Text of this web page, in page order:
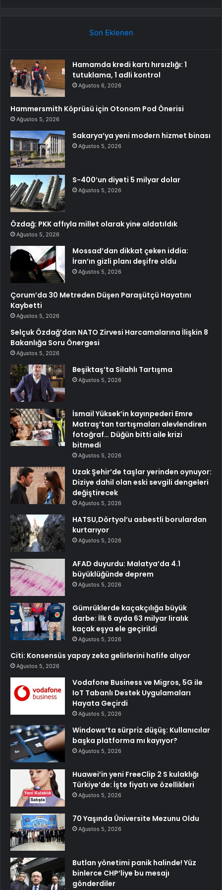
Son Eklenen
Hamamda kredi kartı hırsızlığı: 1
tutuklama, 1 adli kontrol
Ağustos 6, 2026
Hammersmith Köprüsü için Otonom Pod Önerisi
Ağustos 5, 2026
Sakarya’ya yeni modern hizmet binası
Ağustos 5, 2026
S-400’un diyeti 5 milyar dolar
Ağustos 5, 2026
Özdağ: PKK affıyla millet olarak yine aldatıldık
Ağustos 5, 2026
Mossad’dan dikkat çeken iddia:
İran’ın gizli planı deşifre oldu
Ağustos 5, 2026
Çorum’da 30 Metreden Düşen Paraşütçü Hayatını
Kaybetti
Ağustos 5, 2026
Selçuk Özdağ’dan NATO Zirvesi Harcamalarına İlişkin 8
Bakanlığa Soru Önergesi
Ağustos 5, 2026
Beşiktaş’ta Silahlı Tartışma
Ağustos 5, 2026
İsmail Yüksek’in kayınpederi Emre
Matraş’tan tartışmaları alevlendiren
fotoğraf… Düğün bitti aile krizi
bitmedi
Ağustos 5, 2026
Uzak Şehir’de taşlar yerinden oynuyor:
Diziye dahil olan eski sevgili dengeleri
değiştirecek
Ağustos 5, 2026
HATSU,Dörtyol’u asbestli borulardan
kurtarıyor
Ağustos 5, 2026
AFAD duyurdu: Malatya’da 4.1
büyüklüğünde deprem
Ağustos 5, 2026
Gümrüklerde kaçakçılığa büyük
darbe: İlk 6 ayda 63 milyar liralık
kaçak eşya ele geçirildi
Ağustos 5, 2026
Citi: Konsensüs yapay zeka gelirlerini hafife alıyor
Ağustos 5, 2026
Vodafone Business ve Migros, 5G ile
IoT Tabanlı Destek Uygulamaları
Hayata Geçirdi
Ağustos 5, 2026
Windows’ta sürpriz düşüş: Kullanıcılar
başka platforma mı kayıyor?
Ağustos 5, 2026
Huawei’in yeni FreeClip 2 S kulaklığı
Türkiye’de: İşte fiyatı ve özellikleri
Ağustos 5, 2026
70 Yaşında Üniversite Mezunu Oldu
Ağustos 5, 2026
Butlan yönetimi panik halinde! Yüz
binlerce CHP’liye bu mesajı
gönderdiler